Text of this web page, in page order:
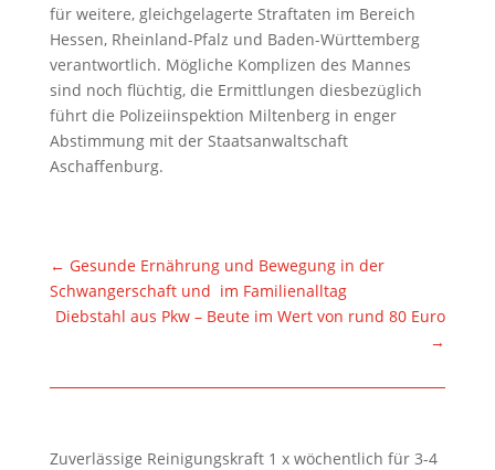
für weitere, gleichgelagerte Straftaten im Bereich
Hessen, Rheinland-Pfalz und Baden-Württemberg
verantwortlich. Mögliche Komplizen des Mannes
sind noch flüchtig, die Ermittlungen diesbezüglich
führt die Polizeiinspektion Miltenberg in enger
Abstimmung mit der Staatsanwaltschaft
Aschaffenburg.
← Gesunde Ernährung und Bewegung in der
Schwangerschaft und im Familienalltag
Diebstahl aus Pkw – Beute im Wert von rund 80 Euro
→
Zuverlässige Reinigungskraft 1 x wöchentlich für 3-4